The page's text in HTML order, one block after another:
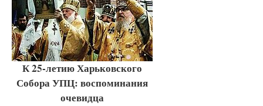
К 25-летию Харьковского
Собора УПЦ: воспоминания
очевидца